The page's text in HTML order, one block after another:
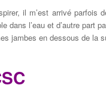
il m’est arrivé parfois
l’eau et d’autre part
jambes en dessous de la